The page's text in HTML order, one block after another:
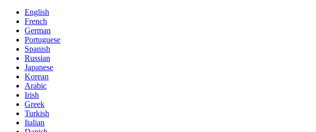
English
French
German
Portuguese
Spanish
Russian
Japanese
Korean
Arabic
Irish
Greek
Turkish
Italian